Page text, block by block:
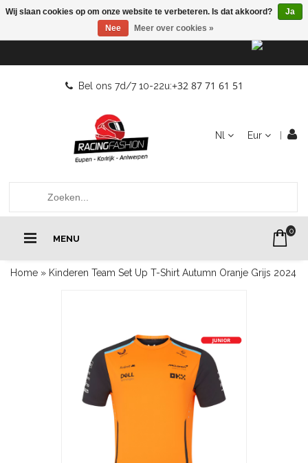
Bel ons 7d/7 10-22u:+32 87 71 61 51
Nl Eur
MENU
0
Home » Kinderen Team Set Up T-Shirt Autumn Oranje Grijs 2024
Wij slaan cookies op om onze website te verbeteren. Is dat akkoord?
Ja
Nee
Meer over cookies »